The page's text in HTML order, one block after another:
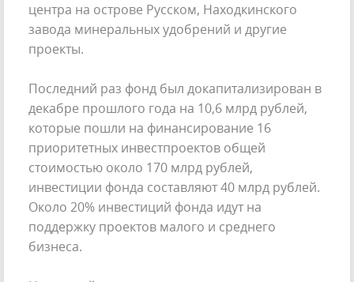
центра на острове Русском, Находкинского
завода минеральных удобрений и другие
проекты.
Последний раз фонд был докапитализирован в
декабре прошлого года на 10,6 млрд рублей,
которые пошли на финансирование 16
приоритетных инвестпроектов общей
стоимостью около 170 млрд рублей,
инвестиции фонда составляют 40 млрд рублей.
Около 20% инвестиций фонда идут на
поддержку проектов малого и среднего
бизнеса.